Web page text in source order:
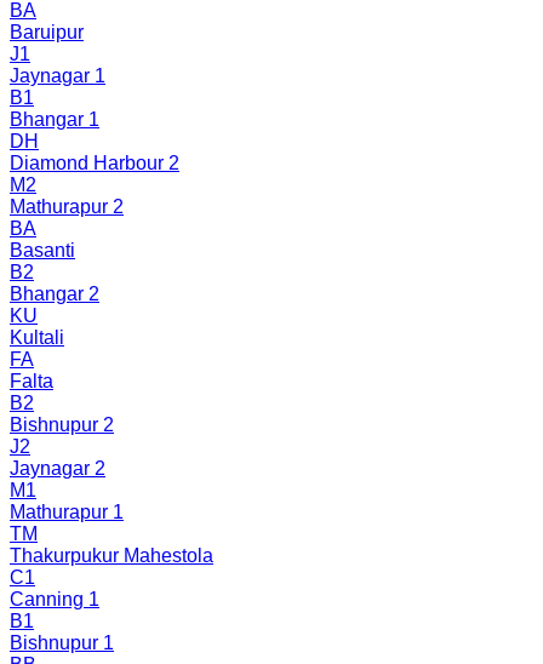
BA
Baruipur
J1
Jaynagar 1
B1
Bhangar 1
DH
Diamond Harbour 2
M2
Mathurapur 2
BA
Basanti
B2
Bhangar 2
KU
Kultali
FA
Falta
B2
Bishnupur 2
J2
Jaynagar 2
M1
Mathurapur 1
TM
Thakurpukur Mahestola
C1
Canning 1
B1
Bishnupur 1